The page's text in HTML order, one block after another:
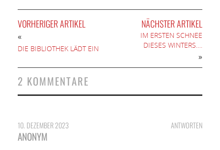
VORHERIGER ARTIKEL
«
DIE BIBLIOTHEK LÄDT EIN
NÄCHSTER ARTIKEL
IM ERSTEN SCHNEE
DIESES WINTERS….
»
2 KOMMENTARE
ANTWORTEN
10. DEZEMBER 2023
ANONYM